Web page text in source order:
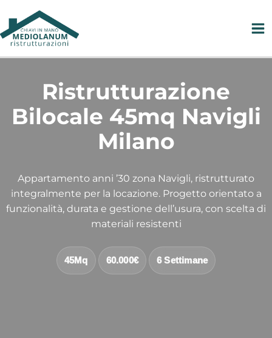
contenuto
Ristrutturazione
Bilocale 45mq Navigli
Milano
Appartamento anni ’30 zona Navigli, ristrutturato
integralmente per la locazione. Progetto orientato a
funzionalità, durata e gestione dell’usura, con scelta di
materiali resistenti
45Mq 60.000€ 6 Settimane